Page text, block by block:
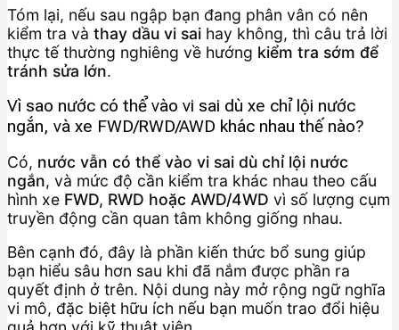
Tóm lại, nếu sau ngập bạn đang phân vân có nên
kiểm tra và thay dầu vi sai hay không, thì câu trả lời
thực tế thường nghiêng về hướng kiểm tra sớm để
tránh sửa lớn.
Vì sao nước có thể vào vi sai dù xe chỉ lội nước
ngắn, và xe FWD/RWD/AWD khác nhau thế nào?
Có, nước vẫn có thể vào vi sai dù chỉ lội nước
ngắn, và mức độ cần kiểm tra khác nhau theo cấu
hình xe FWD, RWD hoặc AWD/4WD vì số lượng cụm
truyền động cần quan tâm không giống nhau.
Bên cạnh đó, đây là phần kiến thức bổ sung giúp
bạn hiểu sâu hơn sau khi đã nắm được phần ra
quyết định ở trên. Nội dung này mở rộng ngữ nghĩa
vi mô, đặc biệt hữu ích nếu bạn muốn trao đổi hiệu